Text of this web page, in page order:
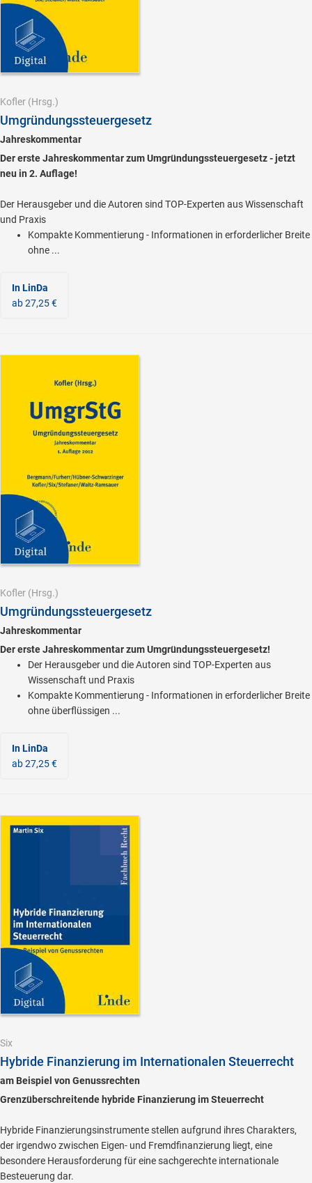
Kofler (Hrsg.)
Umgründungssteuergesetz
Jahreskommentar
Der erste Jahreskommentar zum Umgründungssteuergesetz - jetzt
neu in 2. Auflage!
Der Herausgeber und die Autoren sind TOP-Experten aus Wissenschaft
und Praxis
Kompakte Kommentierung - Informationen in erforderlicher Breite
ohne ...
In LinDa
ab 27,25 €
Kofler (Hrsg.)
Umgründungssteuergesetz
Jahreskommentar
Der erste Jahreskommentar zum Umgründungssteuergesetz!
Der Herausgeber und die Autoren sind TOP-Experten aus
Wissenschaft und Praxis
Kompakte Kommentierung - Informationen in erforderlicher Breite
ohne überflüssigen ...
In LinDa
ab 27,25 €
Six
Hybride Finanzierung im Internationalen Steuerrecht
am Beispiel von Genussrechten
Grenzüberschreitende hybride Finanzierung im Steuerrecht
Hybride Finanzierungsinstrumente stellen aufgrund ihres Charakters,
der irgendwo zwischen Eigen- und Fremdfinanzierung liegt, eine
besondere Herausforderung für eine sachgerechte internationale
Besteuerung dar.